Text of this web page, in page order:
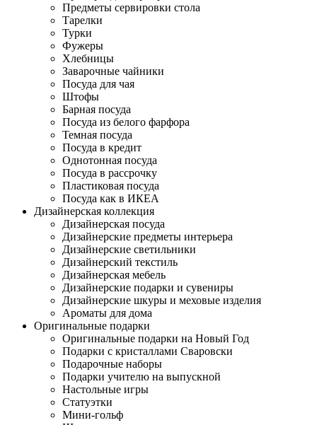
Предметы сервировки стола
Тарелки
Турки
Фужеры
Хлебницы
Заварочные чайники
Посуда для чая
Штофы
Барная посуда
Посуда из белого фарфора
Темная посуда
Посуда в кредит
Однотонная посуда
Посуда в рассрочку
Пластиковая посуда
Посуда как в ИКЕА
Дизайнерская коллекция
Дизайнерская посуда
Дизайнерские предметы интерьера
Дизайнерские светильники
Дизайнерский текстиль
Дизайнерская мебель
Дизайнерские подарки и сувениры
Дизайнерские шкуры и меховые изделия
Ароматы для дома
Оригинальные подарки
Оригинальные подарки на Новый Год
Подарки с кристаллами Сваровски
Подарочные наборы
Подарки учителю на выпускной
Настольные игры
Статуэтки
Мини-гольф